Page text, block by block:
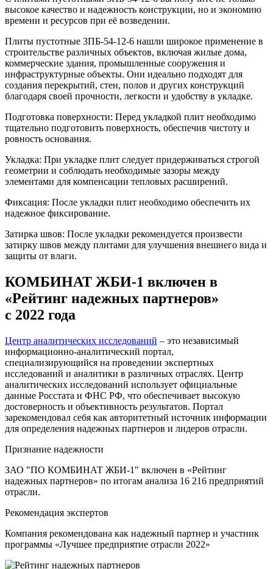
высокое качество и надежность конструкции, но и экономию
времени и ресурсов при её возведении.
Плиты пустотные 3ПБ-54-12-6 нашли широкое применение в
строительстве различных объектов, включая жилые дома,
коммерческие здания, промышленные сооружения и
инфраструктурные объекты. Они идеально подходят для
создания перекрытий, стен, полов и других конструкций
благодаря своей прочности, легкости и удобству в укладке.
Подготовка поверхности: Перед укладкой плит необходимо
тщательно подготовить поверхность, обеспечив чистоту и
ровность основания.
Укладка: При укладке плит следует придерживаться строгой
геометрии и соблюдать необходимые зазоры между
элементами для компенсации тепловых расширений.
Фиксация: После укладки плит необходимо обеспечить их
надежное фиксирование.
Затирка швов: После укладки рекомендуется произвести
затирку швов между плитами для улучшения внешнего вида и
защиты от влаги.
КОМБИНАТ ЖБИ-1 включен в
«Рейтинг надежных партнеров»
с 2022 года
Центр аналитических исследований – это независимый
информационно-аналитический портал,
специализирующийся на проведении экспертных
исследований и аналитики в различных отраслях. Центр
аналитических исследований использует официальные
данные Росстата и ФНС РФ, что обеспечивает высокую
достоверность и объективность результатов. Портал
зарекомендовал себя как авторитетный источник информации
для определения надежных партнеров и лидеров отрасли.
Признание надежности
ЗАО "ПО КОМБИНАТ ЖБИ-1" включен в «Рейтинг
надежных партнеров» по итогам анализа 16 216 предприятий
отрасли.
Рекомендация экспертов
Компания рекомендована как надежный партнер и участник
программы «Лучшее предприятие отрасли 2022»